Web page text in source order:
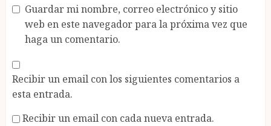
Guardar mi nombre, correo electrónico y sitio
web en este navegador para la próxima vez que
haga un comentario.
Recibir un email con los siguientes comentarios a
esta entrada.
Recibir un email con cada nueva entrada.